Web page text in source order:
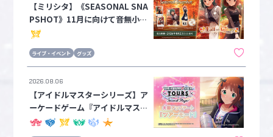
【ミリシタ】《SEASONAL SNA
PSHOT》11月に向けて音無小
鳥、青羽美咲が登場！「勤労感
開始！！
ライブ・イベント グッズ
【アイドルマスターシリーズ】ア
ーケードゲーム『アイドルマスタ
ー TOURS』大型アップデート！
2026.08.06